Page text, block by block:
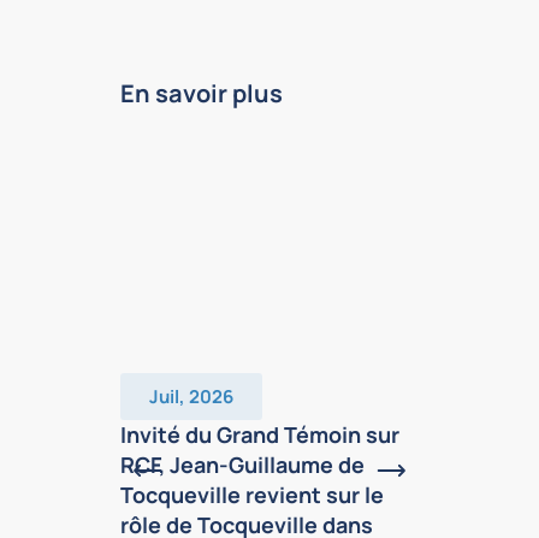
En savoir plus
Juil, 2026
Invité du Grand Témoin sur
RCF, Jean-Guillaume de
Tocqueville revient sur le
rôle de Tocqueville dans